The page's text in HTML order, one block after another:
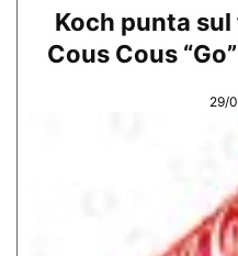
Koch punta
Cous Cous
29/